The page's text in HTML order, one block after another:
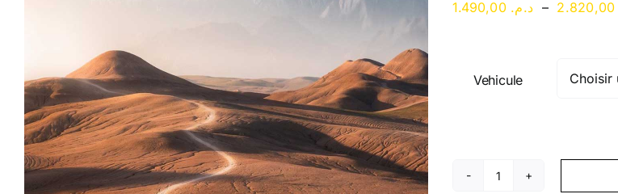
د.م. 1.490,00 –
Vehicule
quantité